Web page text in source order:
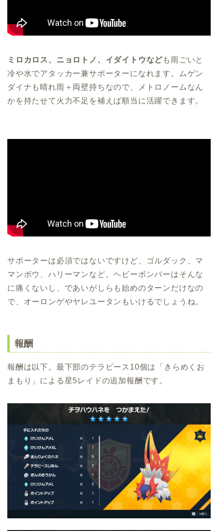
ミロカロス、ニョロトノ、イダイトウなども雨ごいと
冷や水でアタッカー兼サポーターになれます。ムゲン
ダイナも晴れ雨＋両壁持ちなので、メトロノームなん
かを持たせて火力不足を補えば順当に活躍できます。
サポーターは必須ではないですけど、ゴルダック、マ
マンボウ、ハリーマンなど。ヘビーボンバーはそんな
に痛くないし、であいがしらも始めのターンだけなの
で、オーロンゲやヤレユータンもいけるでしょうね。
報酬
報酬は以下。最下部のテラピース10個は「きらめくお
まもり」による星5レイドの追加報酬です。